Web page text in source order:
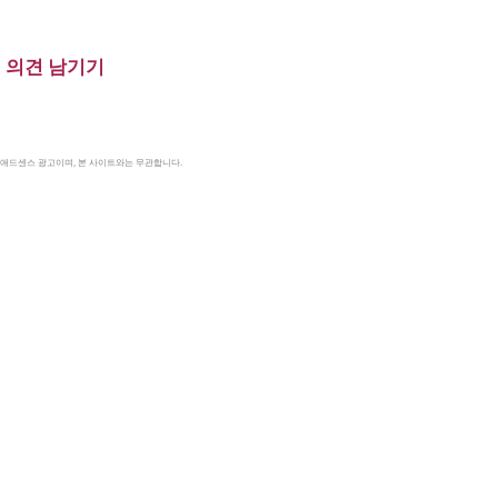
의견 남기기
드센스 광고이며, 본 사이트와는 무관합니다.